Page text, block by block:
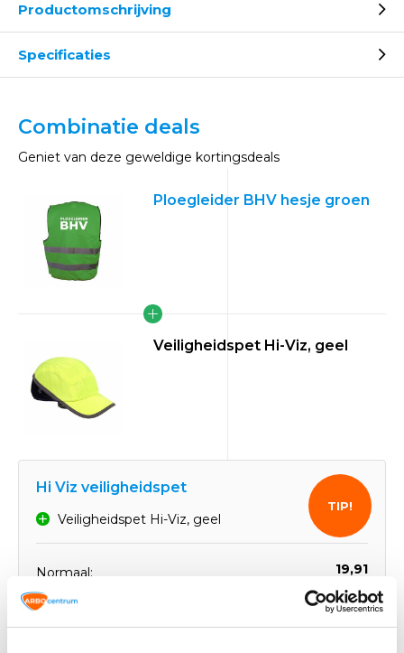
Productomschrijving
Specificaties
Combinatie deals
Geniet van deze geweldige kortingsdeals
Ploegleider BHV hesje groen
Veiligheidspet Hi-Viz, geel
Hi Viz veiligheidspet
Veiligheidspet Hi-Viz, geel
Normaal:
19,91
Je bespaart:
4,28
15,63
TIP!